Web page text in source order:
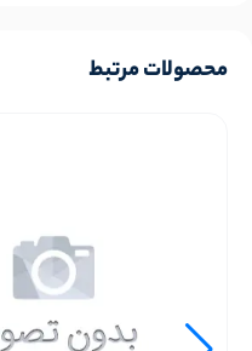
محصولات مرتبط